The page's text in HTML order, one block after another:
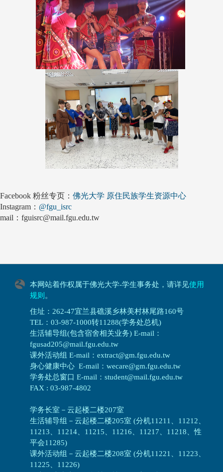
Facebook 粉丝专页： 佛光大学 原住民族学生资源中心
Instagram： @fgu_isrc
mail：fguisrc@mail.fgu.edu.tw
本网站着作权属于佛光大学-学生事务处，请详见使用
规则 。
住址：262-47宜兰县礁溪乡林美村林尾路160号
TEL：03-987-1000转11288(学务处总机)
生活辅导组(包含宿舍相关业务) E-mail：
fgusad205@mail.fgu.edu.tw
课外活动组 E-mail：extract@gm.fgu.edu.tw
身心健康中心 E-mail：wecare@gm.fgu.edu.tw
学务处总窗口 E-mail：student@mail.fgu.edu.tw
FAX : 03-987-4802
学务长室－云起楼二楼207室
生活辅导组 － 云起楼二楼205室 (分机11211、11212、
11213、11214、11215、11216、11217、11218、性
平会11285)
课外活动组 － 云起楼二楼208室 (分机11221、11223、
11225、11226)